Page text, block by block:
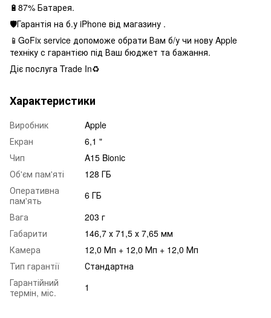
🔋87% Батарея.
🛡Гарантія на б.у iPhone від магазину .
📱GoFix service допоможе обрати Вам б/у чи нову Apple
техніку с гарантією під Ваш бюджет та бажання.
Діє послуга Trade In♻️
Характеристики
Виробник
Apple
Екран
6,1 "
Чип
A15 Bionic
Об'єм пам'яті
128 ГБ
Оперативна
пам'ять
6 ГБ
Вага
203 г
Габарити
146,7 х 71,5 х 7,65 мм
Камера
12,0 Мп + 12,0 Мп + 12,0 Мп
Тип гарантії
Стандартна
Гарантійний
термін, міс.
1